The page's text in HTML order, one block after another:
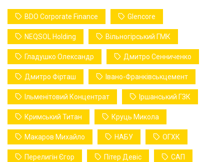
BDO Corporate Finance Glencore
NEQSOL Holding Вільногірський ГМК
Гладушко Олександр Дмитро Сенниченко
Дмитро Фірташ Івано-Франківськцемент
Ільменітовий Концентрат Іршанський ГЗК
Кримський Титан Круць Микола
Макаров Михайло НАБУ ОГХК
Перелигін Єгор Пітер Девіс САП